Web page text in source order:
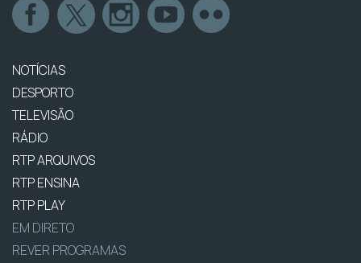
NOTÍCIAS
DESPORTO
TELEVISÃO
RÁDIO
RTP ARQUIVOS
RTP ENSINA
RTP PLAY
EM DIRETO
REVER PROGRAMAS